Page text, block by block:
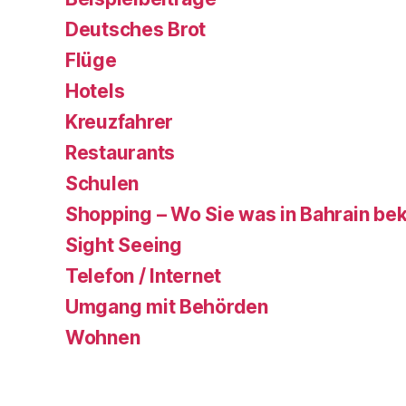
Deutsches Brot
Flüge
Hotels
Kreuzfahrer
Restaurants
Schulen
Shopping – Wo Sie was in Bahrain
Sight Seeing
Telefon / Internet
Umgang mit Behörden
Wohnen